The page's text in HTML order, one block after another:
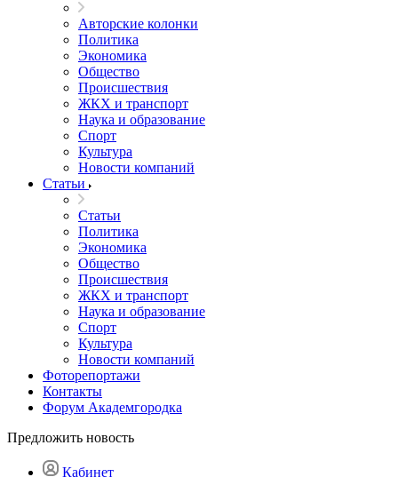
Авторские колонки
Политика
Экономика
Общество
Происшествия
ЖКХ и транспорт
Наука и образование
Спорт
Культура
Новости компаний
Статьи
Статьи
Политика
Экономика
Общество
Происшествия
ЖКХ и транспорт
Наука и образование
Спорт
Культура
Новости компаний
Фоторепортажи
Контакты
Форум Академгородка
Предложить новость
Кабинет